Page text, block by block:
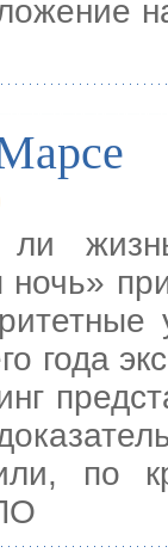
ли
года
по